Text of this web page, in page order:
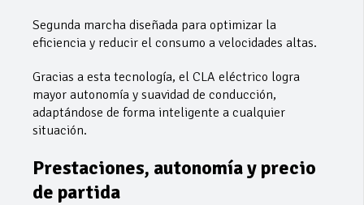
Segunda marcha diseñada para optimizar la
eficiencia y reducir el consumo a velocidades altas.
Gracias a esta tecnología, el CLA eléctrico logra
mayor autonomía y suavidad de conducción,
adaptándose de forma inteligente a cualquier
situación.
Prestaciones, autonomía y precio
de partida